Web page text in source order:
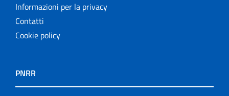
Informazioni per la privacy
Contatti
Cookie policy
PNRR